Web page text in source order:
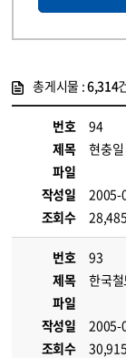
총게시물 :6,314
번호
94
제목
현충
파일
작성일
2005-
조회수
28,485
번호
93
제목
한국
파일
작성일
2005-
조회수
30,915